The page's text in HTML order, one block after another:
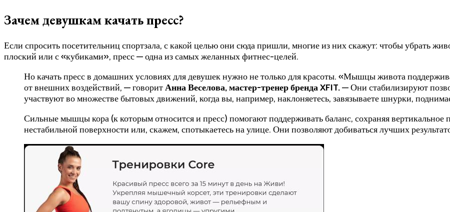
Зачем девушкам качать пресс?
Если спросить посетительниц спортзала, с какой целью они сюда пришли, многие из них скажут: чтобы убрать
плоский или с «кубиками», пресс — одна из самых желанных фитнес-целей.
Но качать пресс в домашних условиях для девушек нужно не только для красоты. «Мышцы живота
от внешних воздействий, — говоритАнна Веселова, мастер-тренер бренда XFIT.— Они стабилизируют
участвуют во множестве бытовых движений, когда вы, например, наклоняетесь, завязываете шнурки,
Сильные мышцы кора (к которым относится и пресс) помогают поддерживать баланс, сохраняя вертикальное
нестабильной поверхности или, скажем, спотыкаетесь на улице. Они позволяют добиваться лучших